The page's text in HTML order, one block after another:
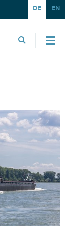
DE EN